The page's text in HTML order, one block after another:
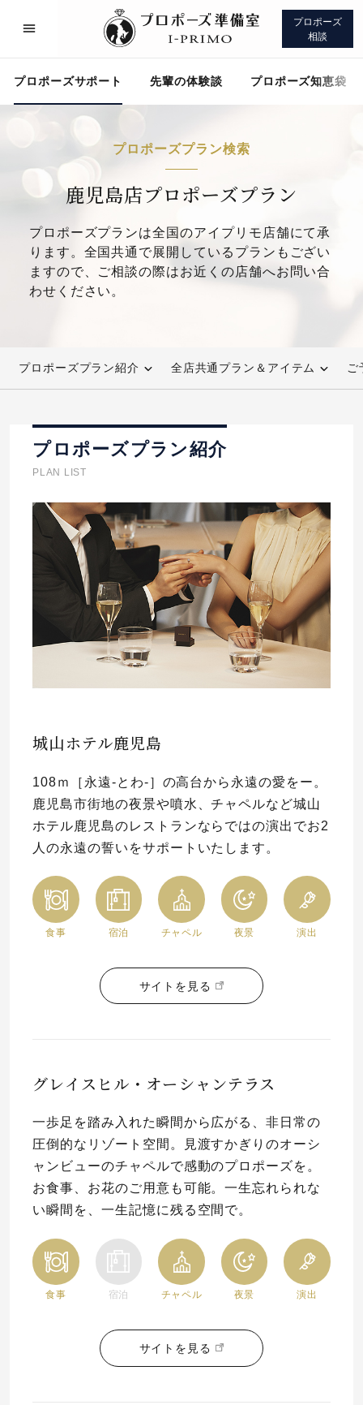
プロポーズ
相談
プロポーズサポート 先輩の体験談 プロポーズ知恵袋
プロポーズプラン検索
鹿児島店プロポーズプラン
プロポーズプランは全国のアイプリモ店舗にて承
ります。全国共通で展開しているプランもござい
ますので、ご相談の際はお近くの店舗へお問い合
わせください。
プロポーズプラン紹介 全店共通プラン＆アイテム ご
プロポーズプラン紹介
PLAN LIST
城山ホテル鹿児島
108ｍ［永遠-とわ-］の高台から永遠の愛をー。
鹿児島市街地の夜景や噴水、チャペルなど城山
ホテル鹿児島のレストランならではの演出でお2
人の永遠の誓いをサポートいたします。
食事 宿泊 チャペル 夜景 演出
サイトを見る
グレイスヒル・オーシャンテラス
一歩足を踏み入れた瞬間から広がる、非日常の
圧倒的なリゾート空間。見渡すかぎりのオーシ
ャンビューのチャペルで感動のプロポーズを。
お食事、お花のご用意も可能。一生忘れられな
い瞬間を、一生記憶に残る空間で。
食事 宿泊 チャペル 夜景 演出
サイトを見る
プロポーズサポート 先輩の体験談
プロポーズ知恵袋 アイプリモについて
プロポーズサポートの流れ
スペシャルプロポーズイベント
プロポーズアイテム
おすすめの婚約指輪
パーフェクトプロポーズリング®
プロポーズシチュエーション診断
プロポーズ知恵袋
プロポーズ意識調査結果一覧
婚約指輪選び方ガイド
ダイヤモンドの品質とは？
プロポーズの方法
場所
言葉
アイプリモについて
ニュース
婚約指輪のご購入と
プロポーズのご相談
I-PRIMO公式オンラインショップ